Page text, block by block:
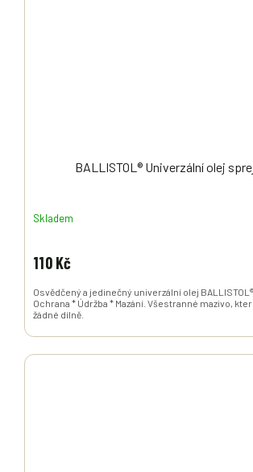
BALLISTOL® Univerzální olej
Skladem
110 Kč
Osvědčený a jedinečný univerzální olej
Ochrana * Údržba * Mazání. Všestranné mazivo,
žádné dílně.